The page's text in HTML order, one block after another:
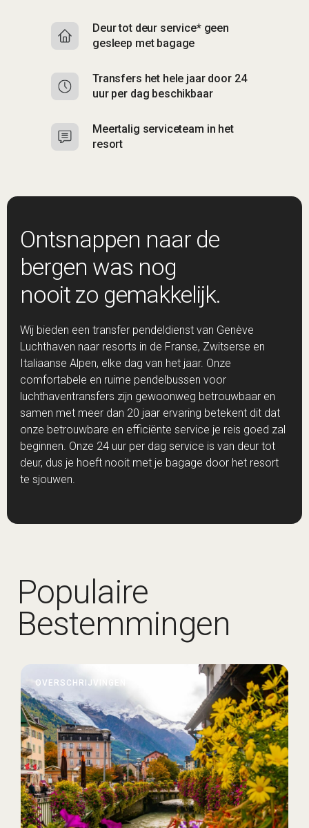
Deur tot deur service* geen
gesleep met bagage
Transfers het hele jaar door 24
uur per dag beschikbaar
Meertalig serviceteam in het
resort
Ontsnappen naar de
bergen was nog
nooit zo gemakkelijk.
Wij bieden een transfer pendeldienst van Genève
Luchthaven naar resorts in de Franse, Zwitserse en
Italiaanse Alpen, elke dag van het jaar. Onze
comfortabele en ruime pendelbussen voor
luchthaventransfers zijn gewoonweg betrouwbaar en
samen met meer dan 20 jaar ervaring betekent dit dat
onze betrouwbare en efficiënte service je reis goed zal
beginnen. Onze 24 uur per dag service is van deur tot
deur, dus je hoeft nooit met je bagage door het resort
te sjouwen.
Populaire
Bestemmingen
OVERSCHRIJVINGEN